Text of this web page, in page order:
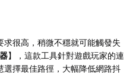
很高，稍微不穩就可能觸發失
】，這款工具針對遊戲玩家的連
擇最佳路徑，大幅降低網路抖